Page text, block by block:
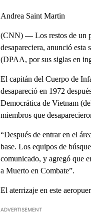
Andrea Saint Martin
(CNN) — Los restos de un
desapareciera, anunció
(DPAA, por sus siglas en
El capitán del Cuerpo de
desapareció en 1972
Democrática de Vietnam
miembros que
“Después de entrar en el
base. Los equipos de
comunicado, y agregó que
a Muerto en Combate”.
El aterrizaje en este
ADVERTISEMENT